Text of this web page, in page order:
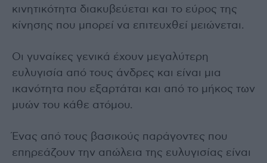
κινητικότητα διακυβεύεται και το εύρος της
κίνησης που μπορεί να επιτευχθεί μειώνεται.
Οι γυναίκες γενικά έχουν μεγαλύτερη
ευλυγισία από τους άνδρες και είναι μια
ικανότητα που εξαρτάται και από το μήκος των
μυών του κάθε ατόμου.
Ένας από τους βασικούς παράγοντες που
επηρεάζουν την απώλεια της ευλυγισίας είναι